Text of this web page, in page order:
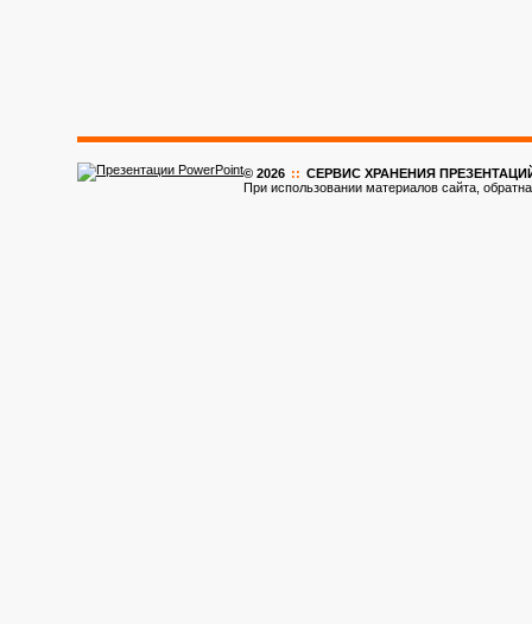
© 2026 :: CЕРВИС ХРАНЕНИЯ ПРЕЗЕНТАЦИЙ
При использовании материалов сайта,